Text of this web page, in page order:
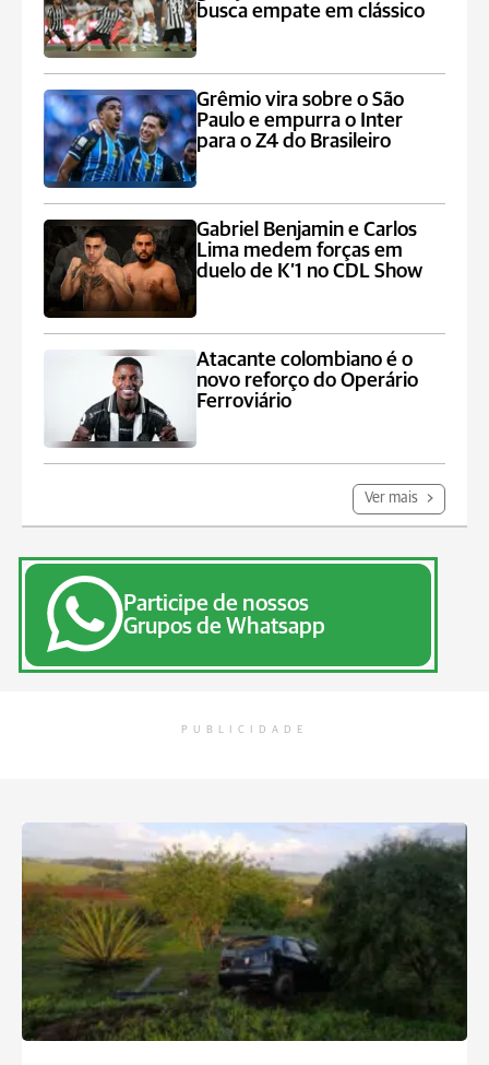
busca empate em clássico
Grêmio vira sobre o São
Paulo e empurra o Inter
para o Z4 do Brasileiro
Gabriel Benjamin e Carlos
Lima medem forças em
duelo de K’1 no CDL Show
Atacante colombiano é o
novo reforço do Operário
Ferroviário
Ver mais
Participe de nossos
Grupos de Whatsapp
PUBLICIDADE